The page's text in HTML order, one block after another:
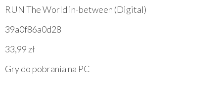
RUN The World in-between (Digital)
39a0f86a0d28
33,99 zł
Gry do pobrania na PC